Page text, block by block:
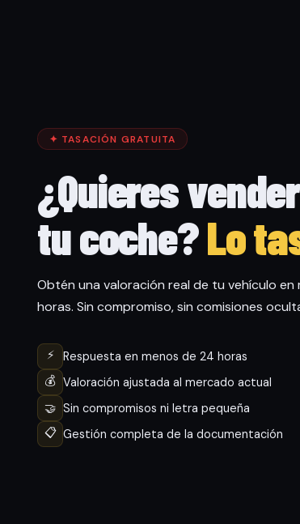
✦ TASACIÓN GRATUITA
¿Quieres vender
tu coche?Lo
Obtén una valoración real de tu vehículo en
horas. Sin compromiso, sin comisiones
⚡
Respuesta en menos de 24 horas
💰 Valoración ajustada al mercado actual
🤝 Sin compromisos ni letra pequeña
📋 Gestión completa de la documentación